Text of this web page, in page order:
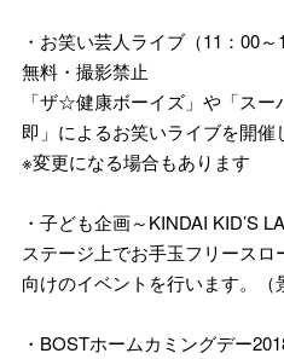
・お笑い芸人ライブ（11：00
無料・撮影禁止
「ザ☆健康ボーイズ」や「ス
即」によるお笑いライブを開催
※変更になる場合もあります
・子ども企画～KINDAI KID’S
ステージ上でお手玉フリース
向けのイベントを行います。（
・BOSTホームカミングデー